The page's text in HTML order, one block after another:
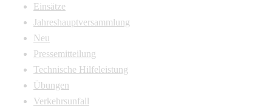
Einsätze
Jahreshauptversammlung
Neu
Pressemitteilung
Technische Hilfeleistung
Übungen
Verkehrsunfall